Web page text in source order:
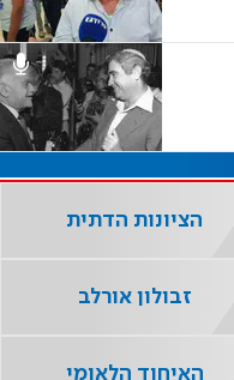
הציונות הדתית
זבולון אורלב
האיחוד הלאומי